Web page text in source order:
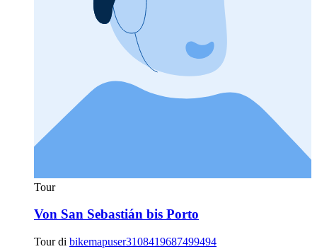
Tour
Von San Sebastián bis Porto
Tour di bikemapuser3108419687499494